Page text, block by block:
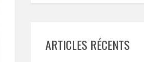
ARTICLES RÉCENTS